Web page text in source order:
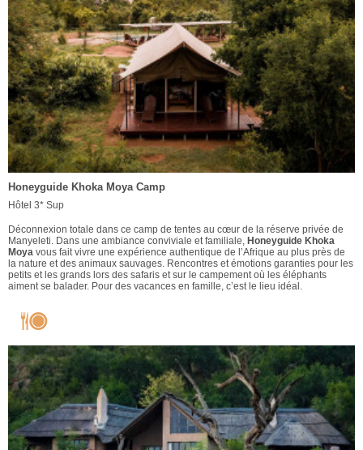
Honeyguide Khoka Moya Camp
Hôtel 3* Sup
Déconnexion totale dans ce camp de tentes au cœur de la réserve privée de
Manyeleti. Dans une ambiance conviviale et familiale, Honeyguide Khoka
Moya vous fait vivre une expérience authentique de l’Afrique au plus près de
la nature et des animaux sauvages. Rencontres et émotions garanties pour les
petits et les grands lors des safaris et sur le campement où les éléphants
aiment se balader. Pour des vacances en famille, c’est le lieu idéal.